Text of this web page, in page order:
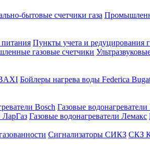
бытовые счетчики газа
Пункты учета и редуцирования
газовые счетчики
Бойлеры нагрева воды Federica
Bosch Газовые
ЛарГаз Газовые водонагреватели Лемакс
Сигнализаторы СИКЗ СКЗ